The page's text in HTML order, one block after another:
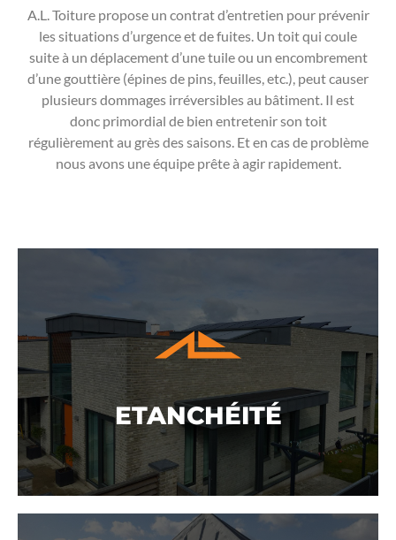
A.L. Toiture propose un contrat d’entretien pour prévenir
les situations d’urgence et de fuites. Un toit qui coule
suite à un déplacement d’une tuile ou un encombrement
d’une gouttière (épines de pins, feuilles, etc.), peut causer
plusieurs dommages irréversibles au bâtiment. Il est
donc primordial de bien entretenir son toit
régulièrement au grès des saisons. Et en cas de problème
nous avons une équipe prête à agir rapidement.
ETANCHÉITÉ